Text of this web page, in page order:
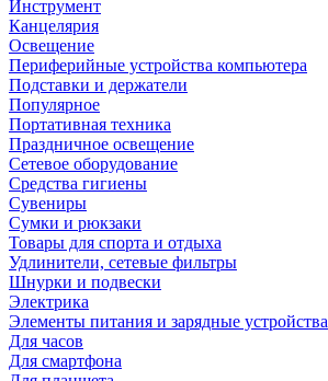
Инструмент
Канцелярия
Освещение
Периферийные устройства компьютера
Подставки и держатели
Популярное
Портативная техника
Праздничное освещение
Сетевое оборудование
Средства гигиены
Сувениры
Сумки и рюкзаки
Товары для спорта и отдыха
Удлинители, сетевые фильтры
Шнурки и подвески
Электрика
Элементы питания и зарядные устройства
Для часов
Для смартфона